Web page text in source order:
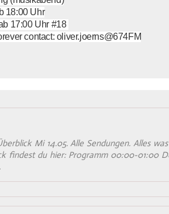
18:00 Uhr
17:00 Uhr #18
contact: oliver.joerns@674FM
Mi 14.05. Alle Sendungen. Alles
findest du hier: Programm 00:00-01:00